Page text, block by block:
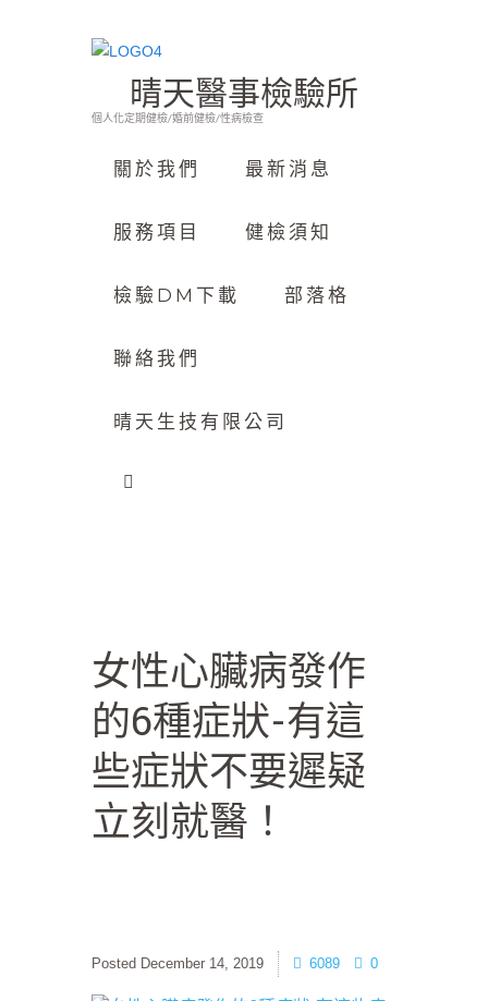
晴天醫事檢驗所
個人化定期健檢/婚前健檢/性病檢查
關於我們 最新消息
服務項目 健檢須知
檢驗DM下載 部落格
聯絡我們
晴天生技有限公司
女性心臟病發作
的6種症狀-有這
些症狀不要遲疑
立刻就醫！
December 14, 2019 6089 0